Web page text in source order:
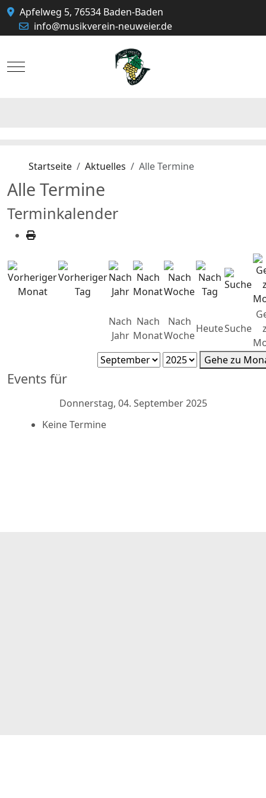
Apfelweg 5, 76534 Baden-Baden
info@musikverein-neuweier.de
Mobile Menu Toggle
Startseite Aktuelles Alle Termine
Alle Termine
Terminkalender
Nach
Jahr
Nach
Monat
Nach
Woche
HeuteSuche
Gehe zu
Events für
Donnerstag, 04. September 2025
Keine Termine